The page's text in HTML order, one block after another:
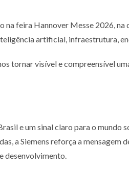
na feira Hannover Messe 2026, na
artificial, infraestrutura,
tornar visível e compreensível
e um sinal claro para o mundo
a Siemens reforça a mensagem
desenvolvimento.